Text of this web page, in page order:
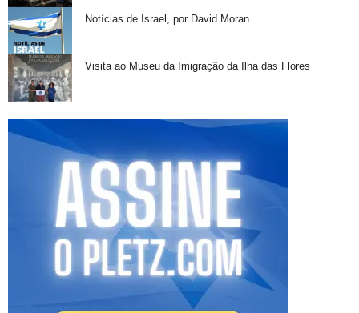
Notícias de Israel, por David Moran
Visita ao Museu da Imigração da Ilha das Flores